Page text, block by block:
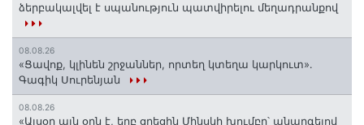
ձերբակալվել է սպանություն պատվիրելու մեղադրանքով
08.08.26
«Ցավոք, կլինեն շրջաններ, որտեղ կտեղա կարկուտ»․
Գագիկ Սուրենյան
08.08.26
«Այսօր այն օրն է, երբ ցրեցին Մինսկի խումբը՝ անարգելով